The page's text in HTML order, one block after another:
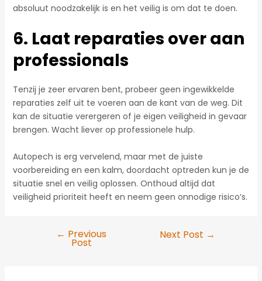
absoluut noodzakelijk is en het veilig is om dat te doen.
6. Laat reparaties over aan
professionals
Tenzij je zeer ervaren bent, probeer geen ingewikkelde
reparaties zelf uit te voeren aan de kant van de weg. Dit
kan de situatie verergeren of je eigen veiligheid in gevaar
brengen. Wacht liever op professionele hulp.
Autopech is erg vervelend, maar met de juiste
voorbereiding en een kalm, doordacht optreden kun je de
situatie snel en veilig oplossen. Onthoud altijd dat
veiligheid prioriteit heeft en neem geen onnodige risico’s.
navigation
← Previous
Post
Next Post →